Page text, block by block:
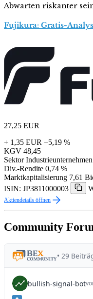
Abwarten riskanter
Fujikura: Gratis-
27,25 EUR
+ 1,35 EUR +5,19 %
KGV 48,45
Sektor Industrieunternehmen
Div.-Rendite 0,74 %
Marktkapitalisierung 7,61
ISIN: JP3811000003
Aktiendetails öffnen
Community